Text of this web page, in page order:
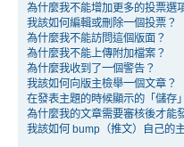
為什麼我不能增加更多的投票選
我該如何編輯或刪除一個投票？
為什麼我不能訪問這個版面？
為什麼我不能上傳附加檔案？
為什麼我收到了一個警告？
我該如何向版主檢舉一個文章？
在發表主題的時候顯示的「儲存
為什麼我的文章需要審核後才能
我該如何 bump（推文）自己的